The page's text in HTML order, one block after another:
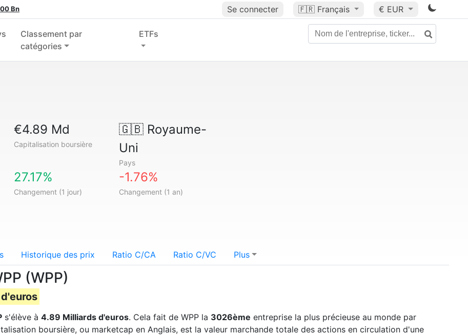
Bn Se connecter 🇫🇷 Français € EUR
Classement par
catégories
ETFs
€4.89 Md
Capitalisation boursière
🇬🇧Royaume-
Uni
Pays
27.17%
Changement (1 jour)
-1.76%
Changement (1 an)
Historique des prix Ratio C/CA Ratio C/VC Plus
(WPP)
s'élève à 4.89 Milliards d'euros. Cela fait de WPP la 3026ème entreprise la plus précieuse au monde par
boursière, ou marketcap en Anglais, est la valeur marchande totale des actions en circulation d'une